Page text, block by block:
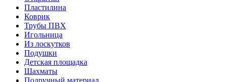
Пластилина
Коврик
Трубы ПВХ
Игольница
Из лоскутков
Подушки
Детская площадка
Шахматы
Подручный материал